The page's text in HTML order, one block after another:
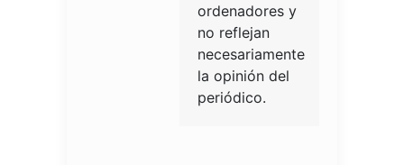
ordenadores y
no reflejan
necesariamente
la opinión del
periódico.